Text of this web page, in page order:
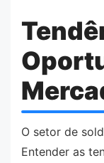
O setor de
Entender as